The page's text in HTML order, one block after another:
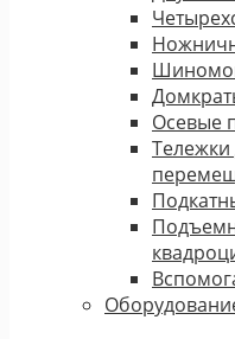
Осевые
Тележки